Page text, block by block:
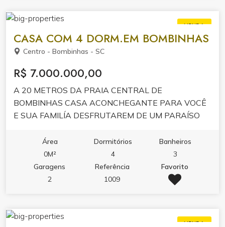
VENDA
CASA COM 4 DORM.EM BOMBINHAS
Centro - Bombinhas - SC
R$ 7.000.000,00
A 20 METROS DA PRAIA CENTRAL DE
BOMBINHAS CASA ACONCHEGANTE PARA VOCÊ
E SUA FAMILÍA DESFRUTAREM DE UM PARAÍSO
Área
0M²
Dormitórios
4
Banheiros
3
Garagens
2
Referência
1009
Favorito
VENDA